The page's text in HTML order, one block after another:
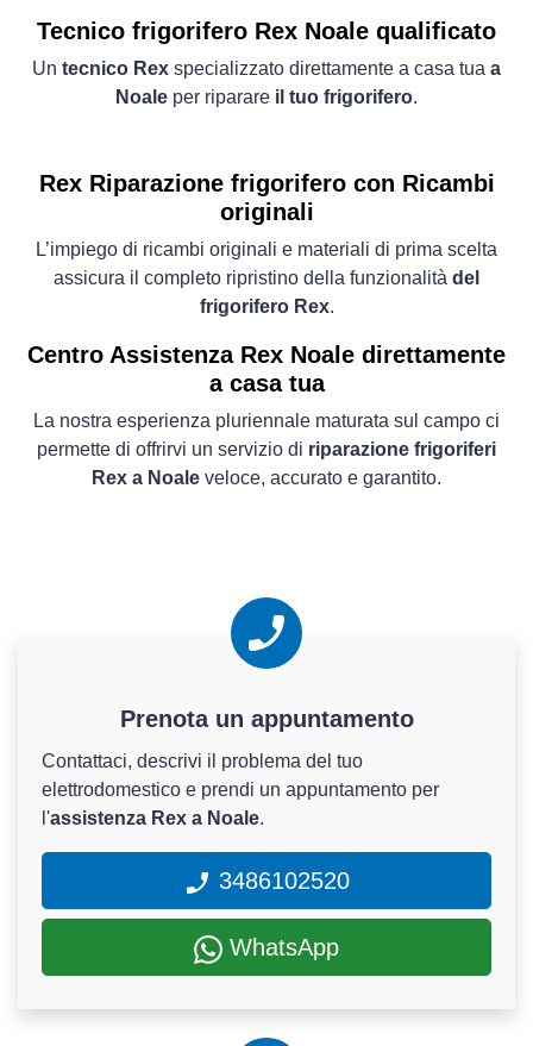
Tecnico frigorifero Rex Noale qualificato
Un tecnico Rex specializzato direttamente a casa tua a
Noale per riparare il tuo frigorifero.
Rex Riparazione frigorifero con Ricambi
originali
L’impiego di ricambi originali e materiali di prima scelta
assicura il completo ripristino della funzionalità del
frigorifero Rex.
Centro Assistenza Rex Noale direttamente
a casa tua
La nostra esperienza pluriennale maturata sul campo ci
permette di offrirvi un servizio di riparazione frigoriferi
Rex a Noale veloce, accurato e garantito.
Prenota un appuntamento
Contattaci, descrivi il problema del tuo
elettrodomestico e prendi un appuntamento per
l'assistenza Rex a Noale.
3486102520
WhatsApp